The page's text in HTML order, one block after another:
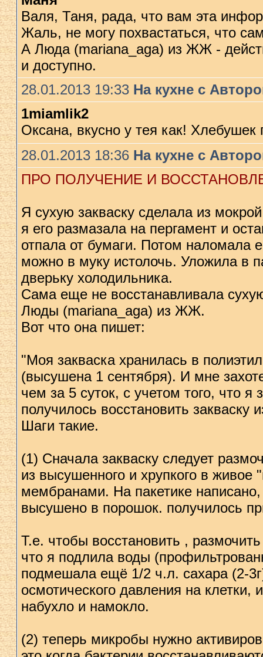
Валя, Таня, рада, что вам эта
Жаль, не могу похвастаться, что
А Люда (mariana_aga) из ЖЖ -
и доступно.
28.01.2013 19:33 На кухне с
1miamlik2
Оксана, вкусно у тея как!
28.01.2013 18:36 На кухне с
ПРО ПОЛУЧЕНИЕ И
Я сухую закваску сделала из
я его размазала на пергамент и
отпала от бумаги. Потом наломала
можно в муку истолочь. Уложила в
дверьку холодильника.
Сама еще не восстанавливала
Люды (mariana_aga) из ЖЖ.
Вот что она пишет:
"Моя закваска хранилась в
(высушена 1 сентября). И мне
чем за 5 суток, с учетом того, что
получилось восстановить закваску
Шаги такие.
(1) Сначала закваску следует
из высушенного и хрупкого в
мембранами. На пакетике
высушено в порошок. получилось
Т.е. чтобы восстановить ,
что я подлила воды
подмешала ещё 1/2 ч.л. сахара (2-
осмотического давления на
набухло и намокло.
(2) теперь микробы нужно